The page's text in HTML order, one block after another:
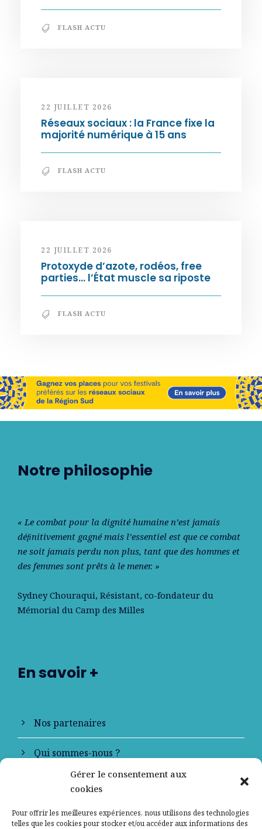
Gérer le consentement aux
cookies
Pour offrir les meilleures expériences, nous utilisons des technologies
telles que les cookies pour stocker et/ou accéder aux informations des
FLASH ACTU
22 JUILLET 2026
Réseaux sociaux : la France fixe la
majorité numérique à 15 ans
FLASH ACTU
22 JUILLET 2026
Protoxyde d’azote, rodéos, free
parties… l’État muscle sa riposte
FLASH ACTU
Notre philosophie
« Le combat pour la dignité humaine n’est jamais
déﬁnitivement gagné mais l’essentiel est que ce combat
ne soit jamais perdu non plus, tant que des hommes et
des femmes sont prêts à le mener. »
Sydney Chouraqui, Résistant, co-fondateur du
Mémorial du Camp des Milles
En savoir +
Nos partenaires
Qui sommes-nous ?
Contactez-nous
Mentions légales